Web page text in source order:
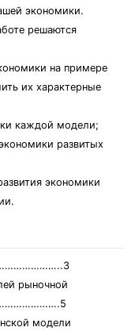
экономики.
решаются
на примере
их характерные
каждой модели;
развитых
экономики
рыночной
модели